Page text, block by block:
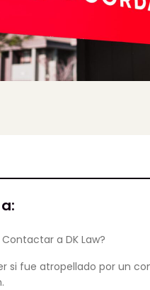
a DK Law?
si fue atropellado por un